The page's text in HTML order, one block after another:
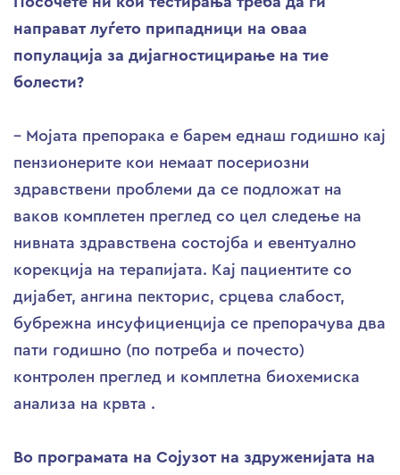
направат луѓето припадници на оваа
популација за дијагностицирање на тие
болести?
– Мојата препорака е барем еднаш годишно кај
пензионерите кои немаат посериозни
здравствени проблеми да се подложат на
ваков комплетен преглед со цел следење на
нивната здравствена состојба и евентуално
корекција на терапијата. Кај пациентите со
дијабет, ангина пекторис, срцева слабост,
бубрежна инсуфициенција се препорачува два
пати годишно (по потреба и почесто)
контролен преглед и комплетна биохемиска
анализа на крвта .
Во програмата на Сојузот на здруженијата на